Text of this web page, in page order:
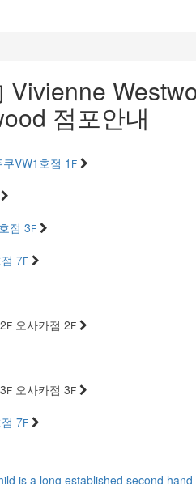
Vivienne
점포안내
VW1호점 1 F
점 3F
7F
F 오사카점 2F
F 오사카점 3F
7F
is a long established second